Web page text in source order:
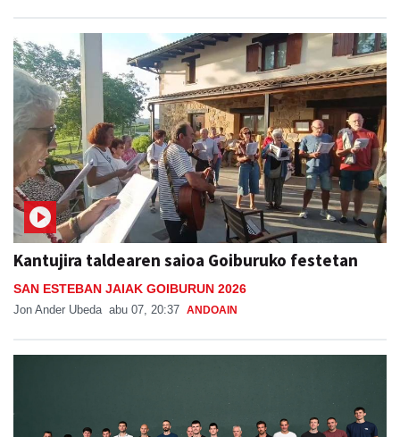
Kantujira taldearen saioa Goiburuko festetan
SAN ESTEBAN JAIAK GOIBURUN 2026
Jon Ander Ubeda abu 07, 20:37 ANDOAIN